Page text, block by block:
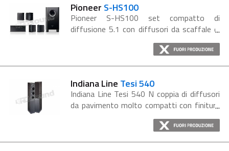
Pioneer S-HS100
Pioneer S-HS100 set compatto di
diffusione 5.1 con diffusori da scaffale di
colore nero Caratteristiche del kit S-
HS100 Front Speakers Woofer: 7.7cm
cone type (full range) Enclosure:...
Indiana Line Tesi 540
Indiana Line Tesi 540 N coppia di diffusori
da pavimento molto compatti con finitura
rovere grigio scuro, caratterizzati dalla
invidiabile definizione e naturalezza nella
riproduzione della voce, risposta...